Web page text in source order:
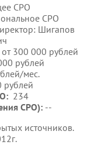
СРО
СРО
Шигапов
от 300 000 рублей
рублей
мес.
рублей
234
СРО): --
источников.